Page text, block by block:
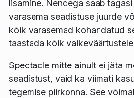
lisamine. Nendega saab
varasema seadistuse juurde
kõik varasemad kohandatud
taastada kõik vaikeväärtustele.
Spectacle mitte ainult ei jäta
seadistust, vaid ka viimati
tegemise piirkonna. See